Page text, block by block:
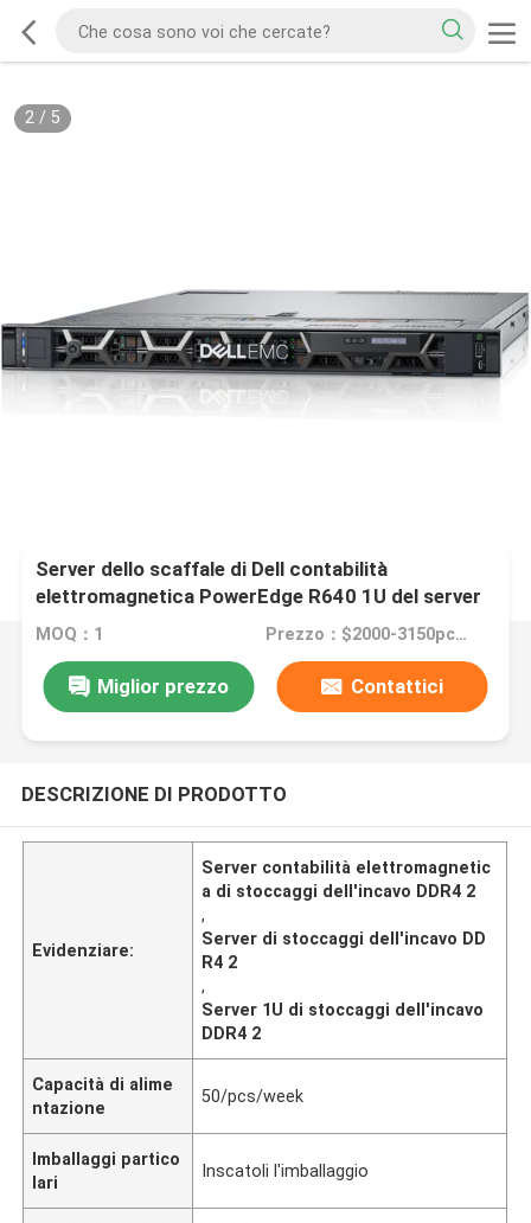
2/ 5
Server dello scaffale di Dell contabilità
elettromagnetica PowerEdge R640 1U del server
di stoccaggi dell'incavo DDR4 2
MOQ：1 Prezzo：$2000-3150pcs Negotiable
Miglior prezzo Contattici
DESCRIZIONE DI PRODOTTO
Evidenziare:
Server contabilità elettromagnetic
a di stoccaggi dell'incavo DDR4 2
,
Server di stoccaggi dell'incavo DD
R4 2
,
Server 1U di stoccaggi dell'incavo
DDR4 2
Capacità di alime
ntazione
50/pcs/week
Imballaggi partico
lari
Inscatoli l'imballaggio